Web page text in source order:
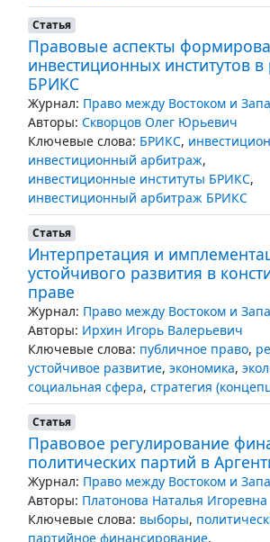
Статья
Правовые аспекты
инвестиционных институтов в
БРИКС
Журнал: Право между Востоком и
Авторы: Скворцов Олег Юрьевич
Ключевые слова: БРИКС,
инвестиционный арбитраж,
инвестиционные институты БРИКС,
инвестиционный арбитраж БРИКС
Статья
Интерпретация и
устойчивого развития в
праве
Журнал: Право между Востоком и
Авторы: Ирхин Игорь Валерьевич
Ключевые слова: публичное право,
устойчивое развитие, экономика,
социальная сфера, стратегия
Статья
Правовое регулирование
политических партий в
Журнал: Право между Востоком и
Авторы: Платонова Наталья Игоревна
Ключевые слова: выборы,
партийное финансирование,